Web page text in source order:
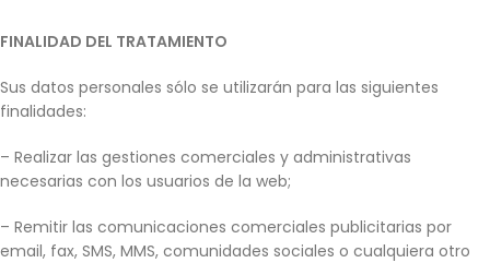
FINALIDAD DEL TRATAMIENTO
Sus datos personales sólo se utilizarán para las siguientes
finalidades:
– Realizar las gestiones comerciales y administrativas
necesarias con los usuarios de la web;
– Remitir las comunicaciones comerciales publicitarias por
email, fax, SMS, MMS, comunidades sociales o cualquiera otro